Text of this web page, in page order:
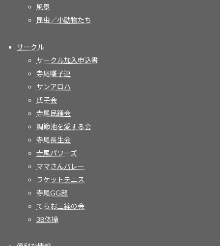
風景
昆虫／小動物たち
サークル
サークル加入申込書
寺尾囃子連
サンアロハ
氏子会
寺尾民踊会
調節池を愛する会
寺尾長生会
寺尾パワーズ
ママさんバレー
ラケットテニス
寺尾GG部
てらお三線の会
3B体操